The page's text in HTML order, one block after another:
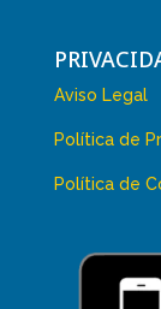
Aviso Legal
Política de
Política de